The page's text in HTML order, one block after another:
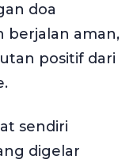
doa
berjalan aman,
positif dari
sendiri
digelar